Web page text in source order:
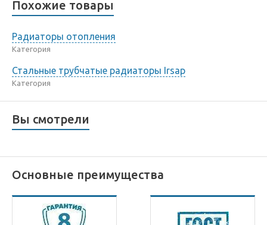
Похожие товары
Радиаторы отопления
Категория
Стальные трубчатые радиаторы Irsap
Категория
Вы смотрели
Основные преимущества